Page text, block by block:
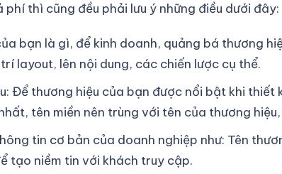
thì cũng đều phải lưu ý những điều dưới đây:
bạn là gì, để kinh doanh, quảng bá thương
layout, lên nội dung, các chiến lược cụ thể.
Để thương hiệu của bạn được nổi bật khi
tên miền nên trùng với tên của thương
tin cơ bản của doanh nghiệp như: Tên
tạo niềm tin với khách truy cập.